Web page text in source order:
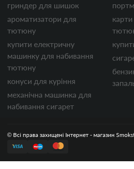
гриндер для шишок
ароматизатори для
тютюну
купити електричну
машинку для набивання
тютюну
конуси для куріння
механічна машинка для
набивання сигарет
© Всі права захищені Інтернет - магазин